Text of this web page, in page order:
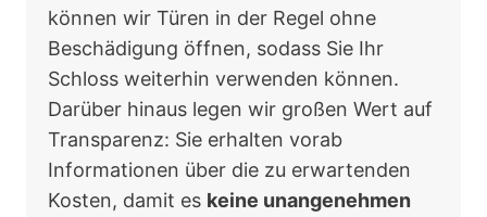
können wir Türen in der Regel ohne
Beschädigung öffnen, sodass Sie Ihr
Schloss weiterhin verwenden können.
Darüber hinaus legen wir großen Wert auf
Transparenz: Sie erhalten vorab
Informationen über die zu erwartenden
Kosten, damit es keine unangenehmen